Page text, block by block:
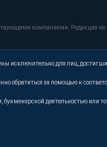
компаниями. Редакция не
исключительно для лиц,
обратиться за помощью к
букмекерской деятельностью или